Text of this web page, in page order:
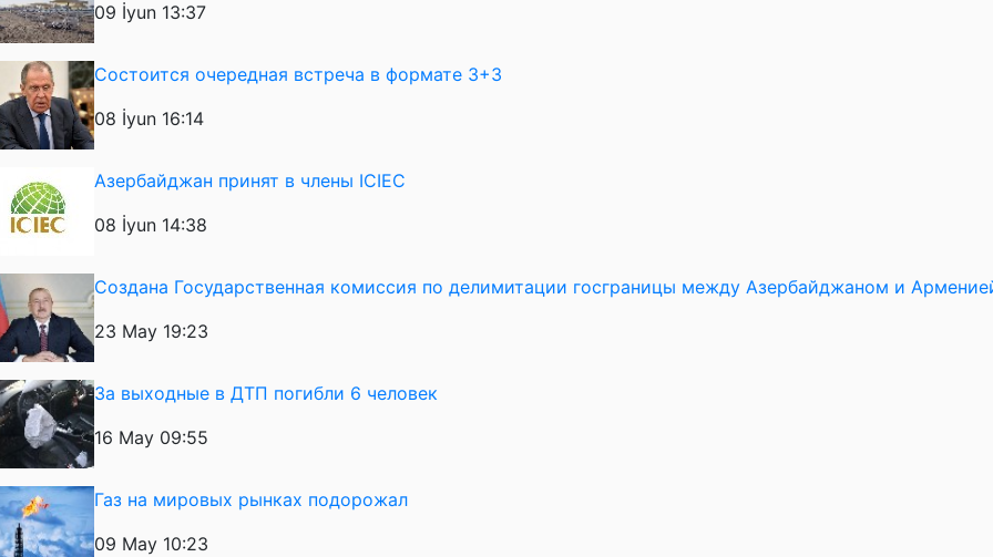
09 İyun 13:37
Состоится очередная встреча в формате 3+3
08 İyun 16:14
Азербайджан принят в члены ICIEC
08 İyun 14:38
Создана Государственная комиссия по делимитации госграницы между Азербайджаном и
23 May 19:23
За выходные в ДТП погибли 6 человек
16 May 09:55
Газ на мировых рынках подорожал
09 May 10:23